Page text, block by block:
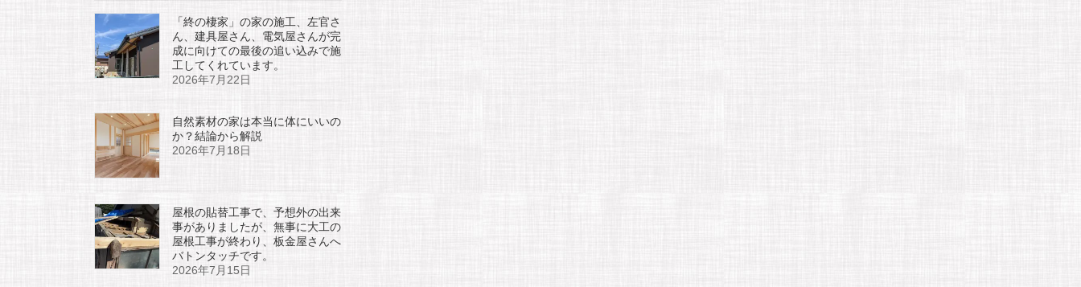
「終の棲家」の家の施工、左官さ
ん、建具屋さん、電気屋さんが完
成に向けての最後の追い込みで施
工してくれています。
2026年7月22日
自然素材の家は本当に体にいいの
か？結論から解説
2026年7月18日
屋根の貼替工事で、予想外の出来
事がありましたが、無事に大工の
屋根工事が終わり、板金屋さんへ
バトンタッチです。
2026年7月15日